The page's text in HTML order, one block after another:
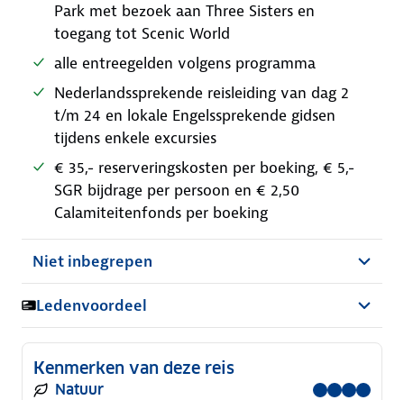
Park met bezoek aan Three Sisters en
toegang tot Scenic World
alle entreegelden volgens programma
Nederlandssprekende reisleiding van dag 2
t/m 24 en lokale Engelssprekende gidsen
tijdens enkele excursies
€ 35,- reserveringskosten per boeking, € 5,-
SGR bijdrage per persoon en € 2,50
Calamiteitenfonds per boeking
Niet inbegrepen
Ledenvoordeel
Kenmerken van deze reis
Natuur